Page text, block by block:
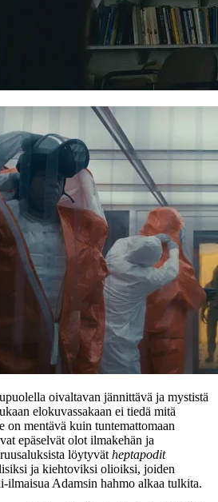
oivaltavan jännittävä ja mystistä
elokuvassakaan ei tiedä mitä
on mentävä kuin tuntemattomaan
epäselvät olot ilmakehän ja
löytyvät heptapodit
ja kiehtoviksi olioiksi, joiden
ilmaisua Adamsin hahmo alkaa tulkita.